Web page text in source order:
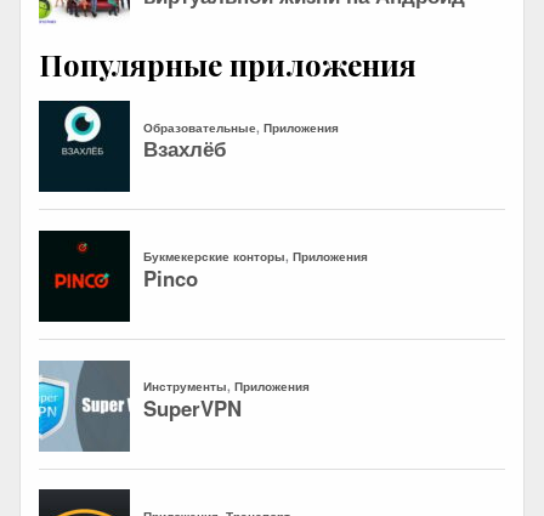
Популярные приложения